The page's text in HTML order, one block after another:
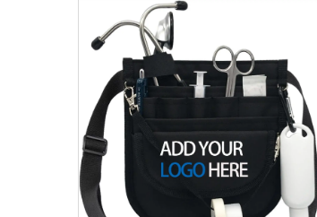
do piłki nożnej,
ochraniacze na piszczel
do piłki nożnej,
ochrona na nogi,
ochraniacze na piszczel
do piłki nożnej